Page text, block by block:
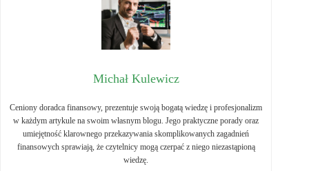
Michał Kulewicz
Ceniony doradca finansowy, prezentuje swoją bogatą wiedzę i profesjonalizm
w każdym artykule na swoim własnym blogu. Jego praktyczne porady oraz
umiejętność klarownego przekazywania skomplikowanych zagadnień
finansowych sprawiają, że czytelnicy mogą czerpać z niego niezastąpioną
wiedzę.